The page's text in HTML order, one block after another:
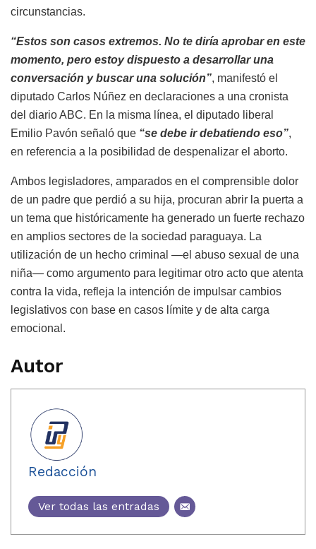
circunstancias.
“Estos son casos extremos. No te diría aprobar en este
momento, pero estoy dispuesto a desarrollar una
conversación y buscar una solución”, manifestó el
diputado Carlos Núñez en declaraciones a una cronista
del diario ABC. En la misma línea, el diputado liberal
Emilio Pavón señaló que “se debe ir debatiendo eso”,
en referencia a la posibilidad de despenalizar el aborto.
Ambos legisladores, amparados en el comprensible dolor
de un padre que perdió a su hija, procuran abrir la puerta a
un tema que históricamente ha generado un fuerte rechazo
en amplios sectores de la sociedad paraguaya. La
utilización de un hecho criminal —el abuso sexual de una
niña— como argumento para legitimar otro acto que atenta
contra la vida, refleja la intención de impulsar cambios
legislativos con base en casos límite y de alta carga
emocional.
Autor
Redacción
Ver todas las entradas